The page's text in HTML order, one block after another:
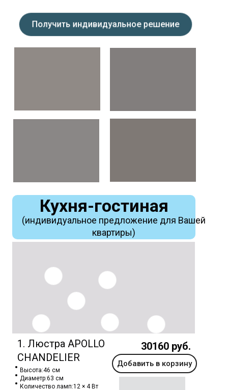
Получить индивидуальное решение
(индивидуальное предложение для Вашей
квартиры)
Добавить в корзину
30160 руб.
Высота:46 см
Диаметр:63 см
Количество ламп:12 × 4 Вт
1. Люстра APOLLO
CHANDELIER
Кухня-гостиная